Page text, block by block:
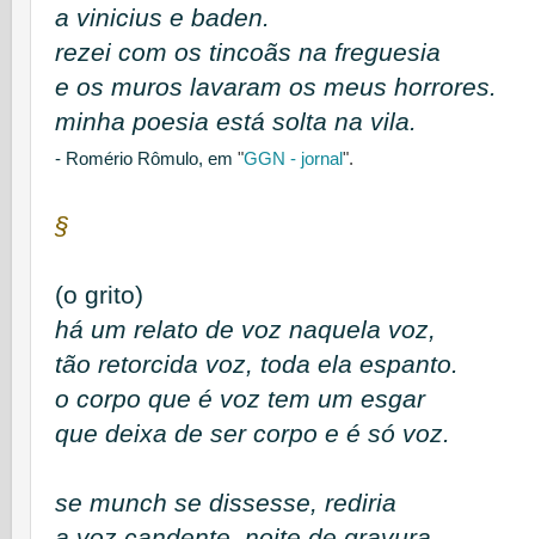
a vinicius e baden.
rezei com os tincoãs na freguesia
e os muros lavaram os meus horrores.
minha poesia está solta na vila.
- Romério Rômulo, em "GGN - jornal".
§
(o grito)
há um relato de voz naquela voz,
tão retorcida voz, toda ela espanto.
o corpo que é voz tem um esgar
que deixa de ser corpo e é só voz.
se munch se dissesse, rediria